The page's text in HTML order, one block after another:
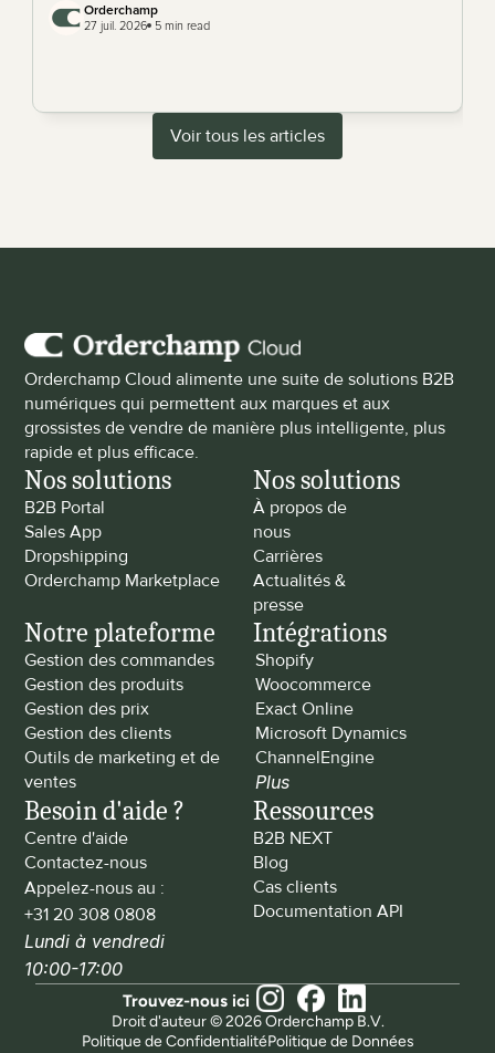
Orderchamp
27 juil. 2026 5 min read
Voir tous les articles
Orderchamp Cloud alimente une suite de solutions B2B
numériques qui permettent aux marques et aux
grossistes de vendre de manière plus intelligente, plus
rapide et plus efficace.
Nos solutions
B2B Portal
Sales App
Dropshipping
Orderchamp Marketplace
Nos solutions
À propos de
nous
Carrières
Actualités &
presse
Notre plateforme
Gestion des commandes
Gestion des produits
Gestion des prix
Gestion des clients
Outils de marketing et de
ventes
Intégrations
Shopify
Woocommerce
Exact Online
Microsoft Dynamics
ChannelEngine
Plus
Besoin d'aide ?
Centre d'aide
Contactez-nous
Appelez-nous au :
+31 20 308 0808
Lundi à vendredi
10:00-17:00
Ressources
B2B NEXT
Blog
Cas clients
Documentation API
Droit d'auteur © 2026 Orderchamp B.V.
Politique de ConfidentialitéPolitique de Données
Trouvez-nous ici